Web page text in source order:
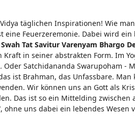
täglichen Inspirationen! Wie
Feuerzeremonie. Dabei wird
Tat Savitur Varenyam Bhargo
in seiner abstrakten Form. Im
Satchidananda Swarupoham -
ist Brahman, das Unfassbare.
Wir können uns an Gott als
Das ist so ein Mittelding zwischen
uns dabei ein lebendes Wesen